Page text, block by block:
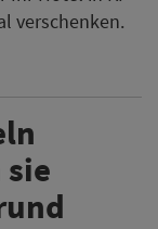
verschenken.